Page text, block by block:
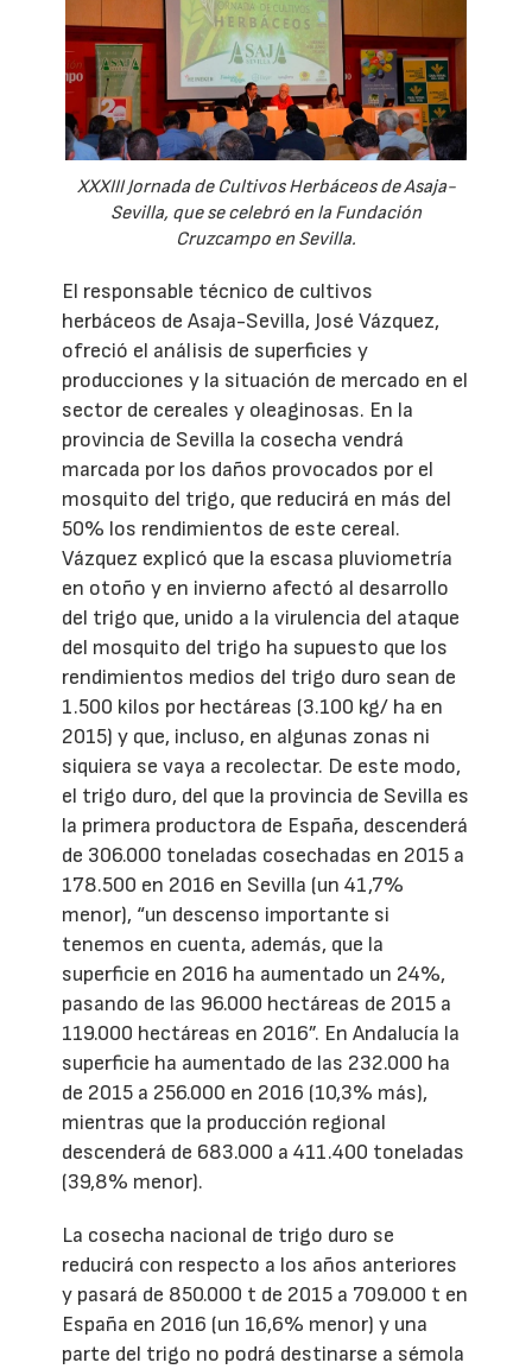
XXXIII Jornada de Cultivos Herbáceos de Asaja-
Sevilla, que se celebró en la Fundación
Cruzcampo en Sevilla.
El responsable técnico de cultivos
herbáceos de Asaja-Sevilla, José Vázquez,
ofreció el análisis de superficies y
producciones y la situación de mercado en el
sector de cereales y oleaginosas. En la
provincia de Sevilla la cosecha vendrá
marcada por los daños provocados por el
mosquito del trigo, que reducirá en más del
50% los rendimientos de este cereal.
Vázquez explicó que la escasa pluviometría
en otoño y en invierno afectó al desarrollo
del trigo que, unido a la virulencia del ataque
del mosquito del trigo ha supuesto que los
rendimientos medios del trigo duro sean de
1.500 kilos por hectáreas (3.100 kg/ ha en
2015) y que, incluso, en algunas zonas ni
siquiera se vaya a recolectar. De este modo,
el trigo duro, del que la provincia de Sevilla es
la primera productora de España, descenderá
de 306.000 toneladas cosechadas en 2015 a
178.500 en 2016 en Sevilla (un 41,7%
menor), “un descenso importante si
tenemos en cuenta, además, que la
superficie en 2016 ha aumentado un 24%,
pasando de las 96.000 hectáreas de 2015 a
119.000 hectáreas en 2016”. En Andalucía la
superficie ha aumentado de las 232.000 ha
de 2015 a 256.000 en 2016 (10,3% más),
mientras que la producción regional
descenderá de 683.000 a 411.400 toneladas
(39,8% menor).
La cosecha nacional de trigo duro se
reducirá con respecto a los años anteriores
y pasará de 850.000 t de 2015 a 709.000 t en
España en 2016 (un 16,6% menor) y una
parte del trigo no podrá destinarse a sémola